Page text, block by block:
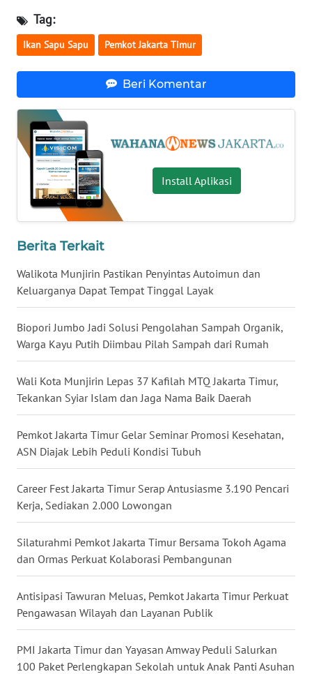
Tag:
Ikan Sapu Sapu Pemkot Jakarta Timur
Beri Komentar
Install Aplikasi
Berita Terkait
Walikota Munjirin Pastikan Penyintas Autoimun dan
Keluarganya Dapat Tempat Tinggal Layak
Biopori Jumbo Jadi Solusi Pengolahan Sampah Organik,
Warga Kayu Putih Diimbau Pilah Sampah dari Rumah
Wali Kota Munjirin Lepas 37 Kafilah MTQ Jakarta Timur,
Tekankan Syiar Islam dan Jaga Nama Baik Daerah
Pemkot Jakarta Timur Gelar Seminar Promosi Kesehatan,
ASN Diajak Lebih Peduli Kondisi Tubuh
Career Fest Jakarta Timur Serap Antusiasme 3.190 Pencari
Kerja, Sediakan 2.000 Lowongan
Silaturahmi Pemkot Jakarta Timur Bersama Tokoh Agama
dan Ormas Perkuat Kolaborasi Pembangunan
Antisipasi Tawuran Meluas, Pemkot Jakarta Timur Perkuat
Pengawasan Wilayah dan Layanan Publik
PMI Jakarta Timur dan Yayasan Amway Peduli Salurkan
100 Paket Perlengkapan Sekolah untuk Anak Panti Asuhan
WN
KALTARA
WN
KALTIM
WN
SULSEL
GORONTALO
SULUT
MALUKU
WN
MALUT
WN
DAIRI
WN
DANAU
TOBA
WN
NIAS
WN
WN